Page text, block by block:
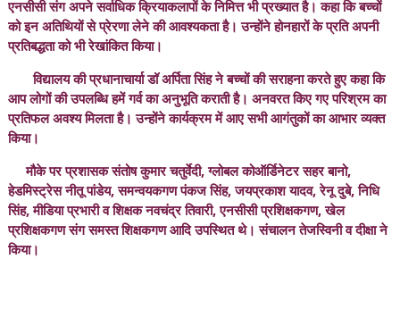
एनसीसी संग अपने सर्वाधिक क्रियाकलापों के निमित्त भी प्रख्यात है। कहा कि बच्चों
को इन अतिथियों से प्रेरणा लेने की आवश्यकता है। उन्होंने होनहारों के प्रति अपनी
प्रतिबद्धता को भी रेखांकित किया।
विद्यालय की प्रधानाचार्या डॉ अर्पिता सिंह ने बच्चों की सराहना करते हुए कहा कि
आप लोगों की उपलब्धि हमें गर्व का अनुभूति कराती है। अनवरत किए गए परिश्रम का
प्रतिफल अवश्य मिलता है। उन्होंने कार्यक्रम में आए सभी आगंतुकों का आभार व्यक्त
किया।
मौके पर प्रशासक संतोष कुमार चतुर्वेदी, ग्लोबल कोऑर्डिनेटर सहर बानो,
हेडमिस्ट्रेस नीतू पांडेय, समन्वयकगण पंकज सिंह, जयप्रकाश यादव, रेनू दुबे, निधि
सिंह, मीडिया प्रभारी व शिक्षक नवचंद्र तिवारी, एनसीसी प्रशिक्षकगण, खेल
प्रशिक्षकगण संग समस्त शिक्षकगण आदि उपस्थित थे। संचालन तेजस्विनी व दीक्षा ने
किया।